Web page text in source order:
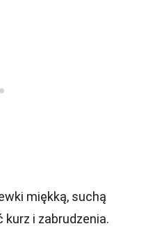
miękką, suchą
kurz i zabrudzenia.